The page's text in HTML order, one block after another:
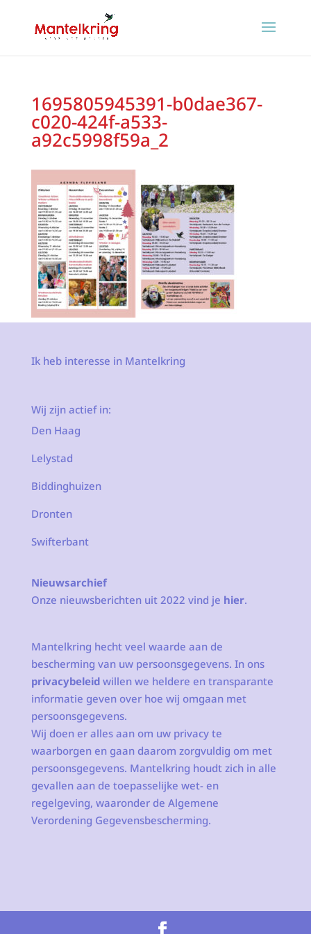
1695805945391-b0dae367-
c020-424f-a533-
a92c5998f59a_2
Ik heb interesse in Mantelkring
Wij zijn actief in:
Den Haag
Lelystad
Biddinghuizen
Dronten
Swifterbant
Nieuwsarchief
Onze nieuwsberichten uit 2022 vind je hier.
Mantelkring hecht veel waarde aan de
bescherming van uw persoonsgegevens. In ons
privacybeleidwillen we heldere en transparante
informatie geven over hoe wij omgaan met
persoonsgegevens.
Wij doen er alles aan om uw privacy te
waarborgen en gaan daarom zorgvuldig om met
persoonsgegevens. Mantelkring houdt zich in alle
gevallen aan de toepasselijke wet- en
regelgeving, waaronder de Algemene
Verordening Gegevensbescherming.